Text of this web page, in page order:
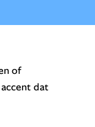
of
dat